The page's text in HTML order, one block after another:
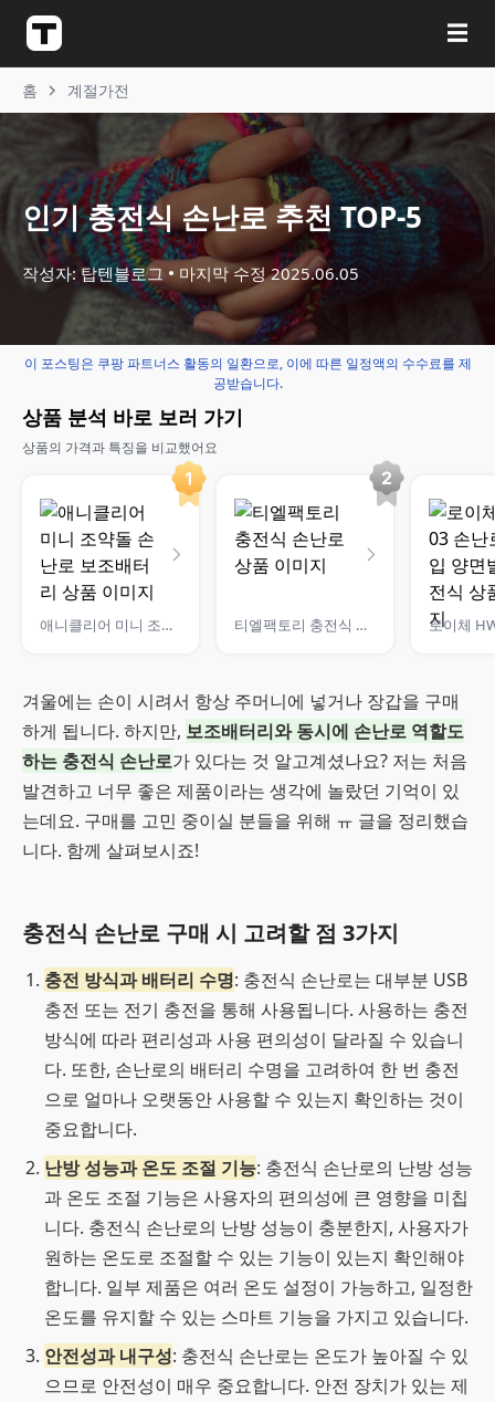
☰
홈 계절가전
인기 충전식 손난로 추천 TOP-5
작성자: 탑텐블로그 마지막 수정2025.06.05
이 포스팅은 쿠팡 파트너스 활동의 일환으로, 이에 따른 일정액의 수수료를 제
공받습니다.
상품 분석 바로 보러 가기
상품의 가격과 특징을 비교했어요
애니클리어 미니 조약돌 손난로 보조배터리 티엘팩토리 충전식 손난로
겨울에는 손이 시려서 항상 주머니에 넣거나 장갑을 구매
하게 됩니다. 하지만, 보조배터리와 동시에 손난로 역할도
하는 충전식 손난로가 있다는 것 알고계셨나요? 저는 처음
발견하고 너무 좋은 제품이라는 생각에 놀랐던 기억이 있
는데요. 구매를 고민 중이실 분들을 위해 ㅠ 글을 정리했습
니다. 함께 살펴보시죠!
충전식 손난로 구매 시 고려할 점 3가지
충전 방식과 배터리 수명: 충전식 손난로는 대부분 USB
충전 또는 전기 충전을 통해 사용됩니다. 사용하는 충전
방식에 따라 편리성과 사용 편의성이 달라질 수 있습니
다. 또한, 손난로의 배터리 수명을 고려하여 한 번 충전
으로 얼마나 오랫동안 사용할 수 있는지 확인하는 것이
중요합니다.
난방 성능과 온도 조절 기능: 충전식 손난로의 난방 성능
과 온도 조절 기능은 사용자의 편의성에 큰 영향을 미칩
니다. 충전식 손난로의 난방 성능이 충분한지, 사용자가
원하는 온도로 조절할 수 있는 기능이 있는지 확인해야
합니다. 일부 제품은 여러 온도 설정이 가능하고, 일정한
온도를 유지할 수 있는 스마트 기능을 가지고 있습니다.
안전성과 내구성: 충전식 손난로는 온도가 높아질 수 있
으므로 안전성이 매우 중요합니다. 안전 장치가 있는 제